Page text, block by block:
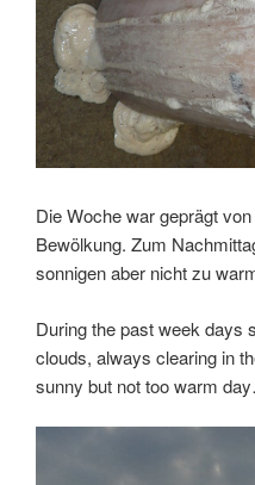
Die Woche war geprägt
Bewölkung. Zum
sonnigen aber nicht zu
During the past week days
clouds, always clearing in
sunny but not too warm